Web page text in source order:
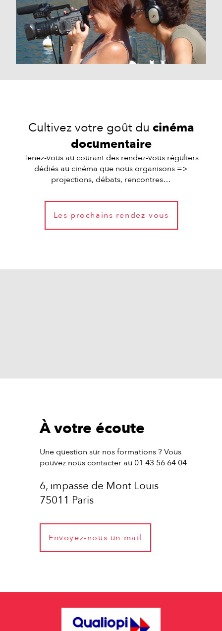
Cultivez votre goût du cinéma
documentaire
Tenez-vous au courant des rendez-vous réguliers
dédiés au cinéma que nous organisons =>
projections, débats, rencontres…
Les prochains rendez-vous
À votre écoute
Une question sur nos formations ? Vous
pouvez nous contacter au 01 43 56 64 04
6, impasse de Mont Louis
75011 Paris
Envoyez-nous un mail